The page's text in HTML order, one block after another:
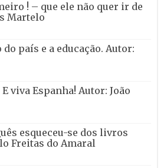
! – que ele não quer ir de
Martelo
país e a educação. Autor:
viva Espanha! Autor: João
esqueceu-se dos livros
Freitas do Amaral